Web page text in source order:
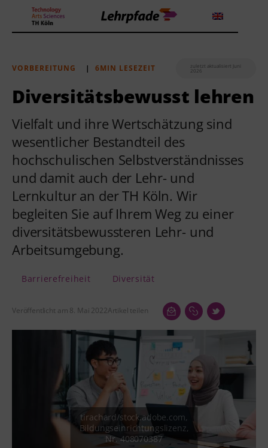
Lehrstrategie
Workshops
Über uns
VORBEREITUNG | 6MIN LESEZEIT zuletzt aktualisiert Juni
2026
Diversitätsbewusst lehren
Vielfalt und ihre Wertschätzung sind
wesentlicher Bestandteil des
hochschulischen Selbstverständnisses
und damit auch der Lehr- und
Lernkultur an der TH Köln. Wir
begleiten Sie auf Ihrem Weg zu einer
diversitätsbewussteren Lehr- und
Arbeitsumgebung.
Barrierefreiheit Diversität
Veröffentlicht am 8. Mai 2022Artikel teilen